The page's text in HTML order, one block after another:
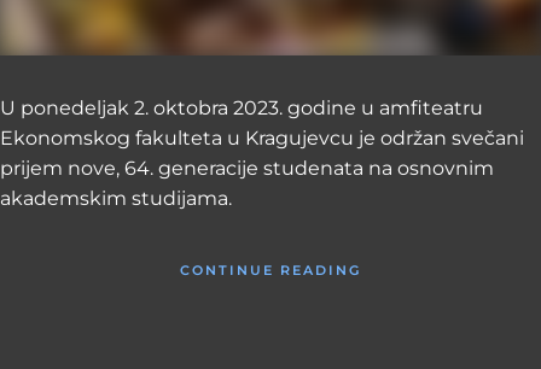
U ponedeljak 2. oktobra 2023. godine u amfiteatru
Ekonomskog fakulteta u Kragujevcu je održan svečani
prijem nove, 64. generacije studenata na osnovnim
akademskim studijama.
CONTINUE READING